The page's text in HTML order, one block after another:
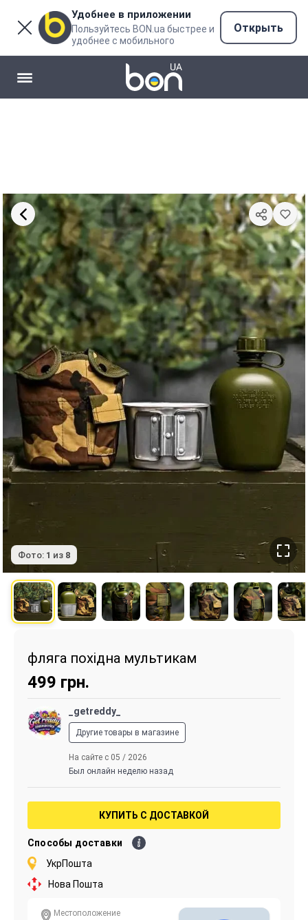
Удобнее в приложении
Пользуйтесь BON.ua быстрее и
удобнее с мобильного
Открыть
Фото: 1 из 8
фляга похідна мультикам
499 грн.
_getreddy_
Другие товары в магазине
На сайте с 05 / 2026
Был онлайн неделю назад
КУПИТЬ С ДОСТАВКОЙ
Способы доставки
УкрПошта
Нова Пошта
Местоположение